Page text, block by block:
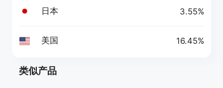
日本 3.55%
美国 16.45%
类似产品